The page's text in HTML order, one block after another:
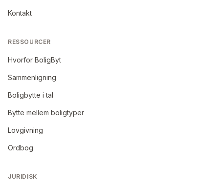
Kontakt
RESSOURCER
Hvorfor BoligByt
Sammenligning
Boligbytte i tal
Bytte mellem boligtyper
Lovgivning
Ordbog
JURIDISK